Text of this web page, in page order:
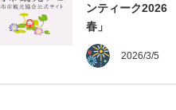
ンティーク2026
春」
2026/3/5